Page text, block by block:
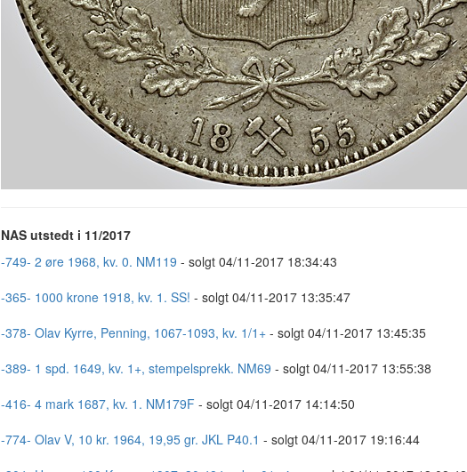
NAS utstedt i 11/2017
-749- 2 øre 1968, kv. 0. NM119 - solgt 04/11-2017 18:34:43
-365- 1000 krone 1918, kv. 1. SS! - solgt 04/11-2017 13:35:47
-378- Olav Kyrre, Penning, 1067-1093, kv. 1/1+- solgt 04/11-2017 13:45:35
-389- 1 spd. 1649, kv. 1+, stempelsprekk. NM69 - solgt 04/11-2017 13:55:38
-416- 4 mark 1687, kv. 1. NM179F - solgt 04/11-2017 14:14:50
-774- Olav V, 10 kr. 1964, 19,95 gr. JKL P40.1 - solgt 04/11-2017 19:16:44